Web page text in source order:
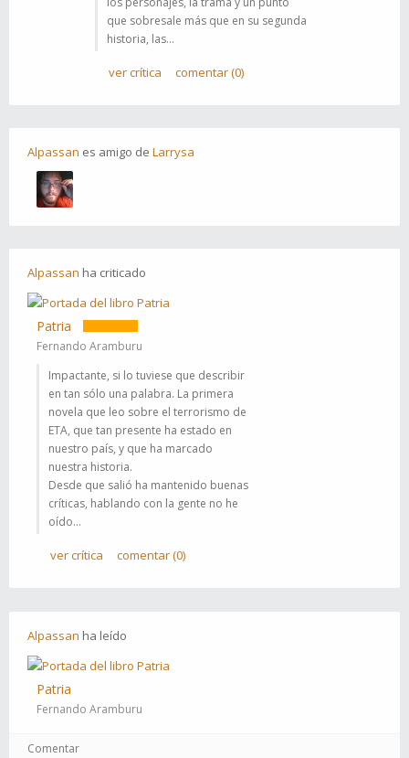
que sobresale más que en su segunda
historia, las...
ver crítica comentar (0)
Alpassan es amigo de Larrysa
Alpassan ha criticado
Patria
Fernando Aramburu
Impactante, si lo tuviese que describir
en tan sólo una palabra. La primera
novela que leo sobre el terrorismo de
ETA, que tan presente ha estado en
nuestro país, y que ha marcado
nuestra historia.
Desde que salió ha mantenido buenas
críticas, hablando con la gente no he
oído...
ver crítica comentar (0)
Alpassan ha leído
Patria
Fernando Aramburu
Comentar